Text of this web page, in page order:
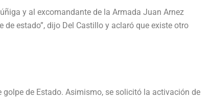
y al excomandante de la Armada Juan Arnez
estado”, dijo Del Castillo y aclaró que existe otro
de Estado. Asimismo, se solicitó la activación de